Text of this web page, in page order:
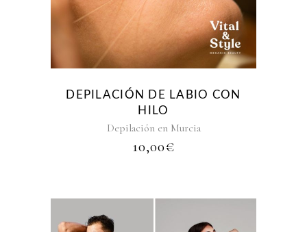
DEPILACIÓN DE LABIO CON
HILO
Depilación en Murcia
10,00€